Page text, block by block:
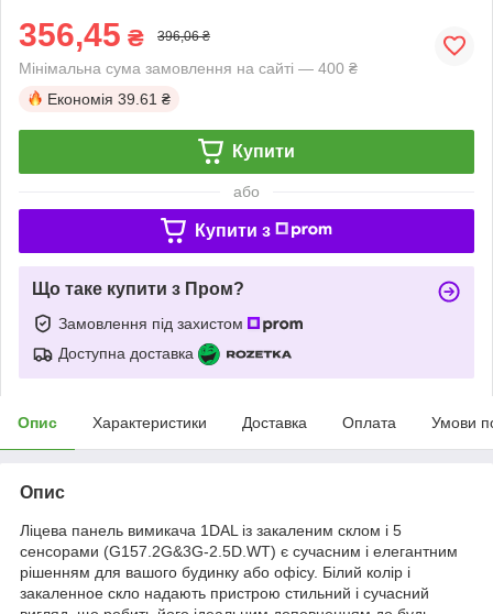
356,45 ₴ 396,06 ₴
Мінімальна сума замовлення на сайті — 400 ₴
Економія 39.61 ₴
Купити
або
Купити з
Що таке купити з Пром?
Замовлення під захистом
Доступна доставка
Опис Характеристики Доставка Оплата Умови
Опис
Ліцева панель вимикача 1DAL із закаленим склом і 5
сенсорами (G157.2G&3G-2.5D.WT) є сучасним і елегантним
рішенням для вашого будинку або офісу. Білий колір і
закаленное скло надають пристрою стильний і сучасний